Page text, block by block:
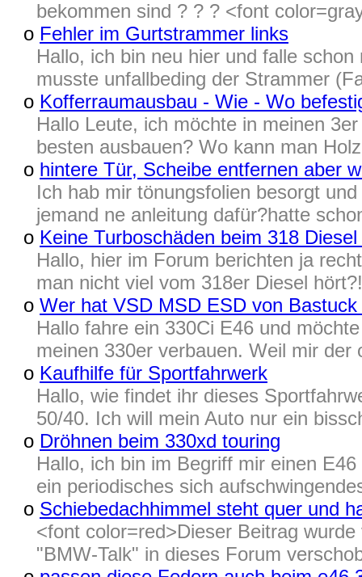
bekommen sind ? ? ? <font
o Fehler im Gurtstrammer links
Hallo, ich bin neu hier und falle
musste unfallbeding der Strammer
o Kofferraumausbau - Wie - Wo
Hallo Leute, ich möchte in meinen
besten ausbauen? Wo kann man
o hintere Tür, Scheibe entfernen aber
Ich hab mir tönungsfolien besorgt
jemand ne anleitung dafür?hatte
o Keine Turboschäden beim 318 Diesel
Hallo, hier im Forum berichten ja
man nicht viel vom 318er Diesel
o Wer hat VSD MSD ESD von
Hallo fahre ein 330Ci E46 und
meinen 330er verbauen. Weil mir
o Kaufhilfe für Sportfahrwerk
Hallo, wie findet ihr dieses
50/40. Ich will mein Auto nur ein
o Dröhnen beim 330xd touring
Hallo, ich bin im Begriff mir einen
ein periodisches sich
o Schiebedachhimmel steht quer und
<font color=red>Dieser Beitrag
"BMW-Talk" in dieses Forum